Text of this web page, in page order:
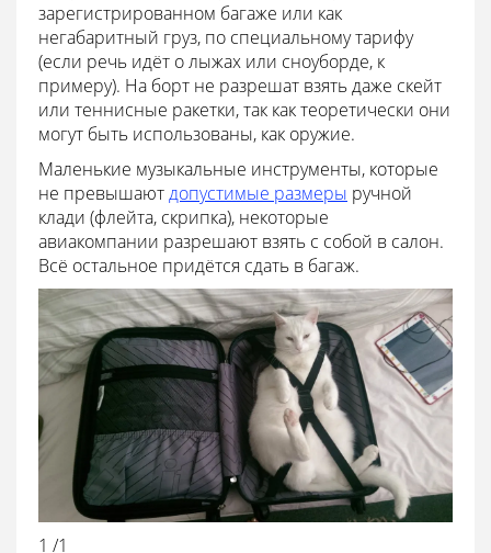
зарегистрированном багаже или как
негабаритный груз, по специальному тарифу
(если речь идёт о лыжах или сноуборде, к
примеру). На борт не разрешат взять даже скейт
или теннисные ракетки, так как теоретически они
могут быть использованы, как оружие.
Маленькие музыкальные инструменты, которые
не превышаютдопустимые размеры ручной
клади (флейта, скрипка), некоторые
авиакомпании разрешают взять с собой в салон.
Всё остальное придётся сдать в багаж.
1 /1